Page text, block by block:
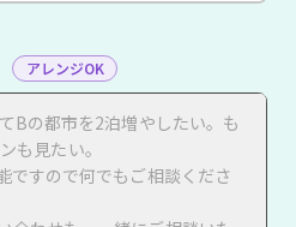
アレンジOK